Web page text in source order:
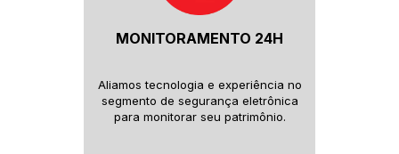
MONITORAMENTO 24H
Aliamos tecnologia e experiência no
segmento de segurança eletrônica
para monitorar seu patrimônio.